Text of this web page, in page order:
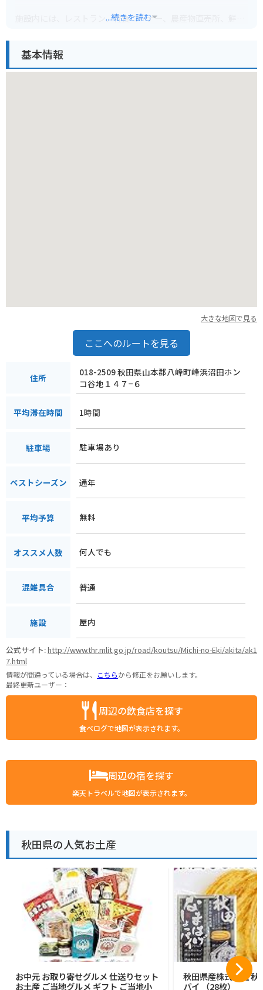
施設内には、レストラン、軽食コーナー、農産物直売所、鮮魚
菜を使った天ぷらです。また、軽食コーナーでは、ソフトクリ
ームや焼きイカなどの軽食も販売しています。
...続きを読む
基本情報
大きな地図で見る
ここへのルートを見る
住所
018-2509 秋田県山本郡八峰町峰浜沼田ホン
コ谷地１４７−６
平均滞在時間 1時間
駐車場 駐車場あり
ベストシーズン 通年
平均予算 無料
オススメ人数 何人でも
混雑具合 普通
施設 屋内
公式サイト:http://www.thr.mlit.go.jp/road/koutsu/Michi-no-Eki/akita/ak1
7.html
情報が間違っている場合は、 こちらから修正をお願いします。
最終更新ユーザー：
周辺の飲食店を探す
食べログで地図が表示されます。
周辺の宿を探す
楽天トラベルで地図が表示されます。
秋田県の人気お土産
お中元 お取り寄せグルメ 仕送りセット
お土産 ご当地グルメ ギフト ご当地小
秋田県産株式会社 秋
パイ （28枚）